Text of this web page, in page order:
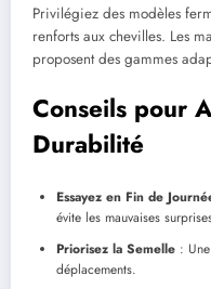
Privilégiez des modèles
renforts aux chevilles. Les
proposent des gammes
Conseils pour
Durabilité
Essayez en Fin de
évite les mauvaises
Priorisez la Semelle :
déplacements.